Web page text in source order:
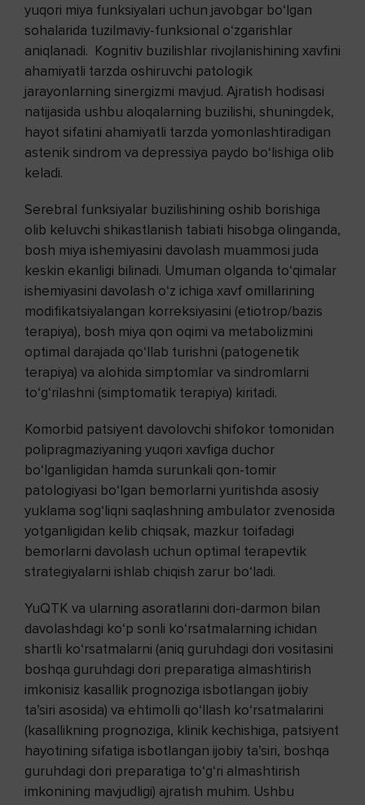
yuqori miya funksiyalari uchun javobgar bo‘lgan
sohalarida tuzilmaviy-funksional o‘zgarishlar
aniqlanadi. Kognitiv buzilishlar rivojlanishining xavfini
ahamiyatli tarzda oshiruvchi patologik
jarayonlarning sinergizmi mavjud. Ajratish hodisasi
natijasida ushbu aloqalarning buzilishi, shuningdek,
hayot sifatini ahamiyatli tarzda yomonlashtiradigan
astenik sindrom va depressiya paydo bo‘lishiga olib
keladi.
Serebral funksiyalar buzilishining oshib borishiga
olib keluvchi shikastlanish tabiati hisobga olinganda,
bosh miya ishemiyasini davolash muammosi juda
keskin ekanligi bilinadi. Umuman olganda to‘qimalar
ishemiyasini davolash o‘z ichiga xavf omillarining
modifikatsiyalangan korreksiyasini (etiotrop/bazis
terapiya), bosh miya qon oqimi va metabolizmini
optimal darajada qo‘llab turishni (patogenetik
terapiya) va alohida simptomlar va sindromlarni
to‘g‘rilashni (simptomatik terapiya) kiritadi.
Komorbid patsiyent davolovchi shifokor tomonidan
polipragmaziyaning yuqori xavfiga duchor
bo‘lganligidan hamda surunkali qon-tomir
patologiyasi bo‘lgan bemorlarni yuritishda asosiy
yuklama sog‘liqni saqlashning ambulator zvenosida
yotganligidan kelib chiqsak, mazkur toifadagi
bemorlarni davolash uchun optimal terapevtik
strategiyalarni ishlab chiqish zarur bo‘ladi.
YuQTK va ularning asoratlarini dori-darmon bilan
davolashdagi ko‘p sonli ko‘rsatmalarning ichidan
shartli ko‘rsatmalarni (aniq guruhdagi dori vositasini
boshqa guruhdagi dori preparatiga almashtirish
imkonisiz kasallik prognoziga isbotlangan ijobiy
ta’siri asosida) va ehtimolli qo‘llash ko‘rsatmalarini
(kasallikning prognoziga, klinik kechishiga, patsiyent
hayotining sifatiga isbotlangan ijobiy ta’siri, boshqa
guruhdagi dori preparatiga to‘g‘ri almashtirish
imkonining mavjudligi) ajratish muhim. Ushbu